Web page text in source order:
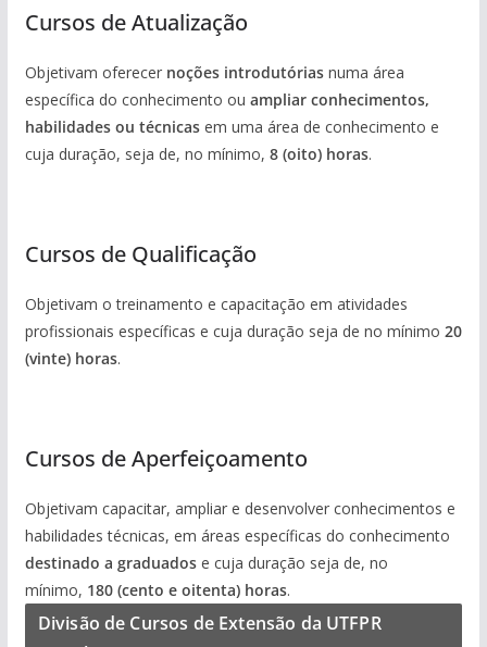
Cursos de Atualização
Objetivam oferecer noções introdutóriasnuma área
específica do conhecimento ou ampliar conhecimentos,
habilidades ou técnicasem uma área de conhecimento e
cuja duração, seja de, no mínimo, 8 (oito) horas.
Cursos de Qualificação
Objetivam o treinamento e capacitação em atividades
profissionais específicas e cuja duração seja de no mínimo 20
(vinte) horas.
Cursos de Aperfeiçoamento
Objetivam capacitar, ampliar e desenvolver conhecimentos e
habilidades técnicas, em áreas específicas do conhecimento
destinado a graduadose cuja duração seja de, no
mínimo, 180 (cento e oitenta) horas.
Divisão de Cursos de Extensão da UTFPR